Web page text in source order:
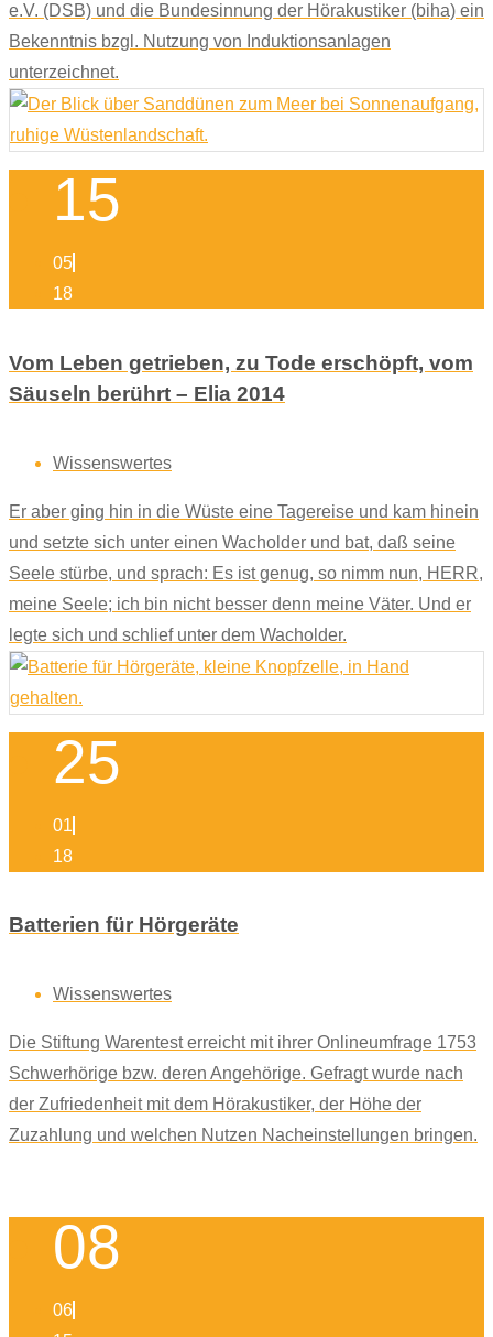
e.V. (DSB) und die Bundesinnung der Hörakustiker (biha) ein
Bekenntnis bzgl. Nutzung von Induktionsanlagen
unterzeichnet.
15
05
18
Vom Leben getrieben, zu Tode erschöpft, vom
Säuseln berührt – Elia 2014
Wissenswertes
Er aber ging hin in die Wüste eine Tagereise und kam hinein
und setzte sich unter einen Wacholder und bat, daß seine
Seele stürbe, und sprach: Es ist genug, so nimm nun, HERR,
meine Seele; ich bin nicht besser denn meine Väter. Und er
legte sich und schlief unter dem Wacholder.
25
01
18
Batterien für Hörgeräte
Wissenswertes
Die Stiftung Warentest erreicht mit ihrer Onlineumfrage 1753
Schwerhörige bzw. deren Angehörige. Gefragt wurde nach
der Zufriedenheit mit dem Hörakustiker, der Höhe der
Zuzahlung und welchen Nutzen Nacheinstellungen bringen.
08
06